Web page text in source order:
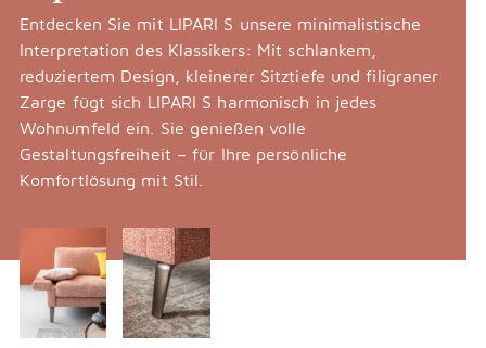
Entdecken Sie mit LIPARI S unsere minimalistische
Interpretation des Klassikers: Mit schlankem,
reduziertem Design, kleinerer Sitztiefe und filigraner
Zarge fügt sich LIPARI S harmonisch in jedes
Wohnumfeld ein. Sie genießen volle
Gestaltungsfreiheit – für Ihre persönliche
Komfortlösung mit Stil.